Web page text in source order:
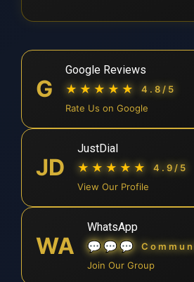
G
Google Reviews
★★★★★
4.8/5
Rate Us on Google
JD
JustDial
★★★★★
4.9/5
View Our Profile
WA
WhatsApp
💬💬💬
Join Our Group